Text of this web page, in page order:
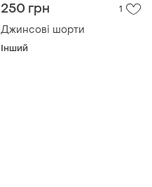
250 грн 1
Джинсові шорти
Інший